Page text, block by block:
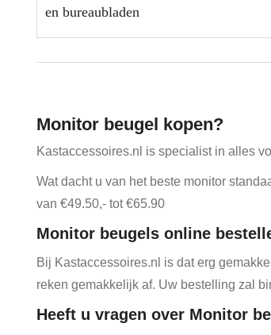
Monitor beugel kopen?
Kastaccessoires.nl is specialist in alles
Wat dacht u van het beste monitor
van €49.50,- tot €65.90
Monitor beugels online
Bij Kastaccessoires.nl is dat erg
reken gemakkelijk af. Uw bestelling zal
Heeft u vragen over Monitor
en bureaubladen